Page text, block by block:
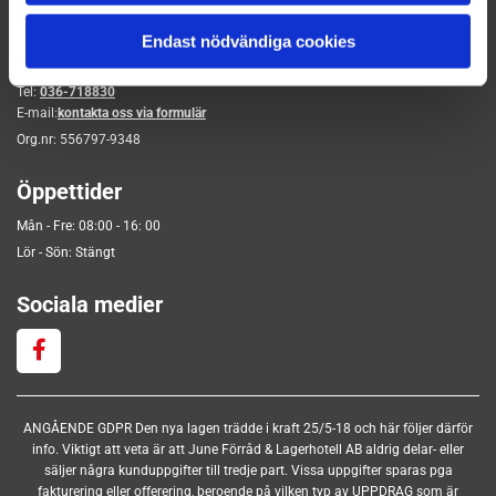
Endast nödvändiga cookies
Vägbeskrivning förråd
Tel: 036-718830
E-mail: kontakta oss via formulär
Org.nr: 556797-9348
Öppettider
Mån - Fre: 08:00 - 16: 00
Lör - Sön: Stängt
Sociala medier
ANGÅENDE GDPR Den nya lagen trädde i kraft 25/5-18 och här följer därför
info. Viktigt att veta är att June Förråd & Lagerhotell AB aldrig delar- eller
säljer några kunduppgifter till tredje part. Vissa uppgifter sparas pga
fakturering eller offerering, beroende på vilken typ av UPPDRAG som är